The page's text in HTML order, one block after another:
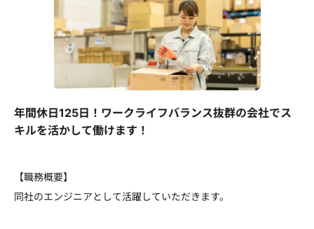
年間休日125日！ワークライフバランス抜群の会社でス
キルを活かして働けます！
【職務概要】
同社のエンジニアとして活躍していただきます。